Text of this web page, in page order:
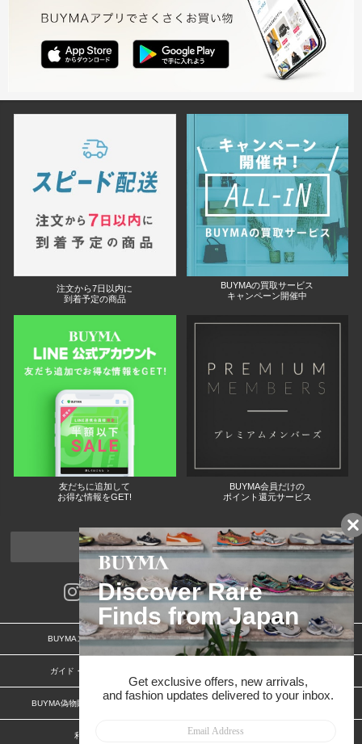
注文から7日以内に
到着予定の商品
BUYMAの買取サービス
キャンペーン開催中
友だちに追加して
お得な情報をGET!
BUYMA会員だけの
ポイント還元サービス
ページトップへ
BUYMAスタートガイド 安心への取り組み
ガイド・お問い合わせ
BUYMA偽物販売防止の取り組み BUYMA CARD
利用規約